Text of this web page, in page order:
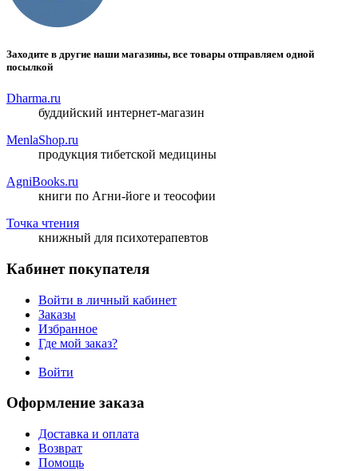
Заходите в другие наши магазины, все товары отправляем одной
посылкой
Dharma.ru
буддийский интернет-магазин
MenlaShop.ru
продукция тибетской медицины
AgniBooks.ru
книги по Агни-йоге и теософии
Точка чтения
книжный для психотерапевтов
Кабинет покупателя
Войти в личный кабинет
Заказы
Избранное
Где мой заказ?
Войти
Оформление заказа
Доставка и оплата
Возврат
Помощь